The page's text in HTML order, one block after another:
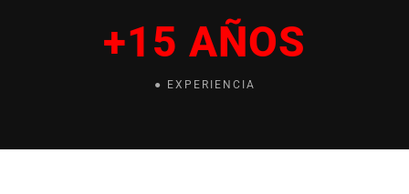
+15 AÑOS
● EXPERIENCIA